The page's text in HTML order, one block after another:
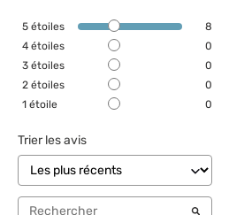
5 étoiles
8
4 étoiles
0
3 étoiles
0
2 étoiles
0
1 étoile 0
Trier les avis